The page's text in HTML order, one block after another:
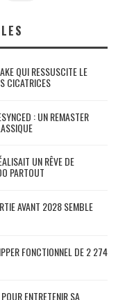
QUI RESSUSCITE LE
CICATRICES
: UN REMASTER
UN RÊVE DE
PARTOUT
AVANT 2028 SEMBLE
FONCTIONNEL DE 2 274
ENTRETENIR SA